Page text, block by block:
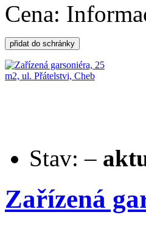
Cena:
Stav: –
Zařízená